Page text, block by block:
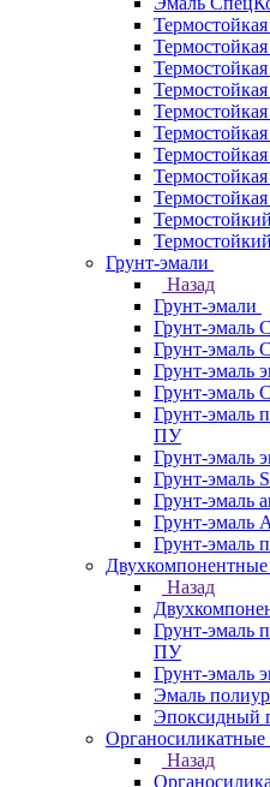
Грунт-эмали
Назад
Грунт-эмали
Грунт-эмаль
Грунт-эмаль
Грунт-эмаль
Грунт-эмаль
Грунт-эмаль
ПУ
Грунт-эмаль
Грунт-эмаль
Грунт-эмаль
Грунт-
Грунт-эмаль
Назад
Грунт-эмаль
ПУ
Грунт-эмаль
Эмаль
Эпоксидный
Назад